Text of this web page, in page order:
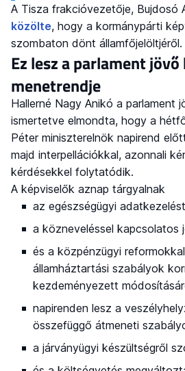
A Tisza frakcióvezetője, Bujdosó
közölte, hogy a kormánypárti
szombaton dönt államfőjelöltjéről.
Ez lesz a parlament
menetrendje
Hallerné Nagy Anikó a parlament
ismertetve elmondta, hogy a
Péter miniszterelnök napirend
majd interpellációkkal, azonnali
kérdésekkel folytatódik.
A képviselők aznap tárgyalnak
az egészségügyi
a közneveléssel kapcsolatos
és a közpénzügyi
államháztartási szabályok
kezdeményezett
napirenden lesz a
összefüggő átmeneti
a járványügyi készültségről